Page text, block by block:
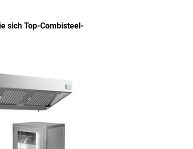
sich Top-Combisteel-